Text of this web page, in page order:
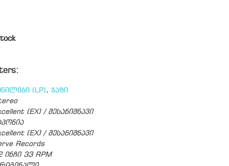
(LP), ჯაზი
(EX) / შესანიშნავი
(EX) / შესანიშნავი
Records
ინჩი 33 RPM